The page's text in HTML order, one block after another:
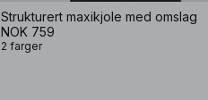
Strukturert maxikjole med omslag
NOK 759
2 farger